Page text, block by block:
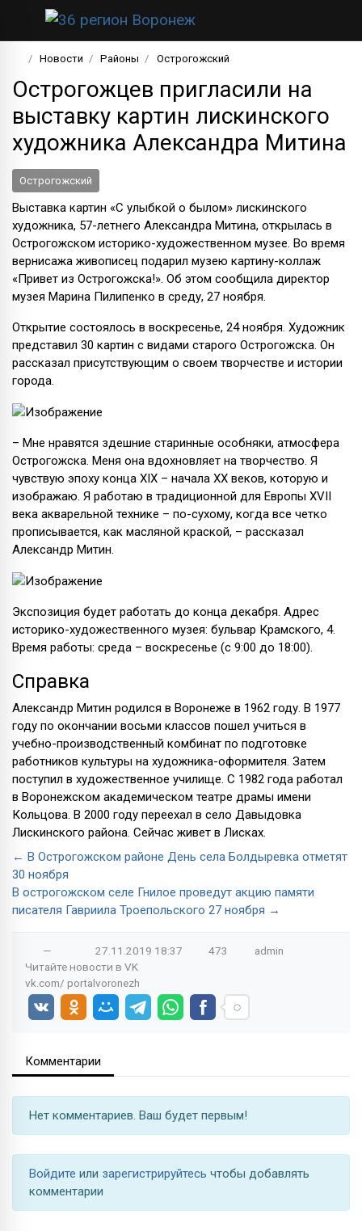
Новости Районы Острогожский
Острогожцев пригласили на
выставку картин лискинского
художника Александра Митина
Острогожский
Выставка картин «С улыбкой о былом» лискинского
художника, 57-летнего Александра Митина, открылась в
Острогожском историко-художественном музее. Во время
вернисажа живописец подарил музею картину-коллаж
«Привет из Острогожска!». Об этом сообщила директор
музея Марина Пилипенко в среду, 27 ноября.
Открытие состоялось в воскресенье, 24 ноября. Художник
представил 30 картин с видами старого Острогожска. Он
рассказал присутствующим о своем творчестве и истории
города.
– Мне нравятся здешние старинные особняки, атмосфера
Острогожска. Меня она вдохновляет на творчество. Я
чувствую эпоху конца XIX – начала XX веков, которую и
изображаю. Я работаю в традиционной для Европы XVII
века акварельной технике – по-сухому, когда все четко
прописывается, как масляной краской, – рассказал
Александр Митин.
Экспозиция будет работать до конца декабря. Адрес
историко-художественного музея: бульвар Крамского, 4.
Время работы: среда – воскресенье (с 9:00 до 18:00).
Справка
Александр Митин родился в Воронеже в 1962 году. В 1977
году по окончании восьми классов пошел учиться в
учебно-производственный комбинат по подготовке
работников культуры на художника-оформителя. Затем
поступил в художественное училище. С 1982 года работал
в Воронежском академическом театре драмы имени
Кольцова. В 2000 году переехал в село Давыдовка
Лискинского района. Сейчас живет в Лисках.
← В Острогожском районе День села Болдыревка отметят
30 ноября
В острогожском селе Гнилое проведут акцию памяти
писателя Гавриила Троепольского 27 ноября →
— 27.11.2019 18:37 473
admin
Читайте новости в VK
vk.com/ portalvoronezh
Комментарии
Нет комментариев. Ваш будет первым!
Войдите или зарегистрируйтесь чтобы добавлять
комментарии